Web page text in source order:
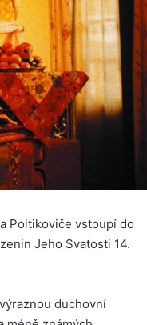
Poltikoviče vstoupí do
Jeho Svatosti 14.
duchovní